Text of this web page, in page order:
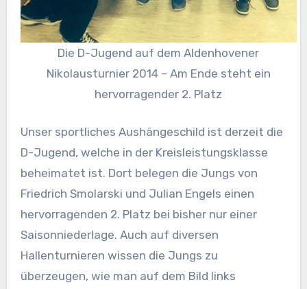
Die D-Jugend auf dem Aldenhovener
Nikolausturnier 2014 – Am Ende steht ein
hervorragender 2. Platz
Unser sportliches Aushängeschild ist derzeit die
D-Jugend, welche in der Kreisleistungsklasse
beheimatet ist. Dort belegen die Jungs von
Friedrich Smolarski und Julian Engels einen
hervorragenden 2. Platz bei bisher nur einer
Saisonniederlage. Auch auf diversen
Hallenturnieren wissen die Jungs zu
überzeugen, wie man auf dem Bild links